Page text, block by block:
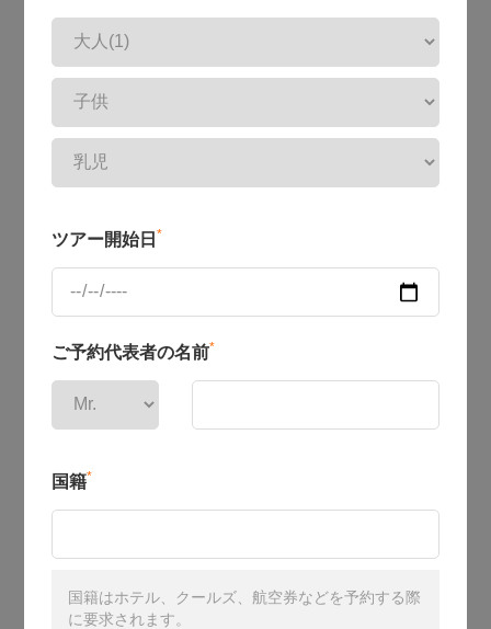
ツアー開始日 *
ご予約代表者の名前*
国籍*
国籍はホテル、クールズ、航空券などを予約する際
に要求されます。